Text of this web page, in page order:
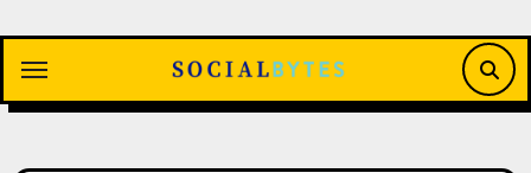
contenido